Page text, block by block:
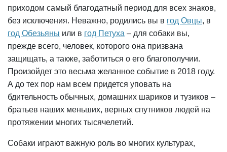
приходом самый благодатный период для всех знаков,
без исключения. Неважно, родились вы в год Овцы, в
год Обезьяны или в год Петуха – для собаки вы,
прежде всего, человек, которого она призвана
защищать, а также, заботиться о его благополучии.
Произойдет это весьма желанное событие в 2018 году.
А до тех пор нам всем придется уповать на
бдительность обычных, домашних шариков и тузиков –
братьев наших меньших, верных спутников людей на
протяжении многих тысячелетий.
Собаки играют важную роль во многих культурах,